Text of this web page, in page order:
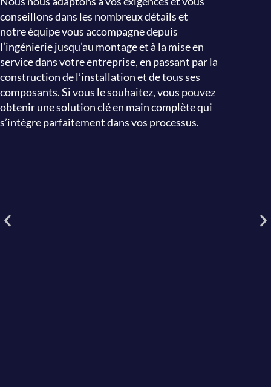
conseillons dans les nombreux détails et
notre équipe vous accompagne depuis
l’ingénierie jusqu’au montage et à la mise en
service dans votre entreprise, en passant par la
construction de l’installation et de tous ses
composants. Si vous le souhaitez, vous pouvez
obtenir une solution clé en main complète qui
s’intègre parfaitement dans vos processus.